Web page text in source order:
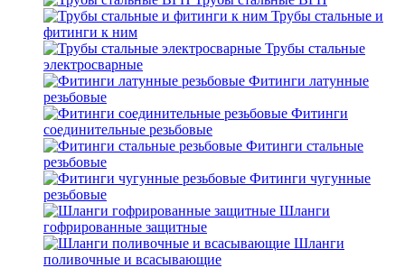
Трубы стальные и
фитинги к ним
Трубы стальные
электросварные
Фитинги латунные
резьбовые
Фитинги
соединительные резьбовые
Фитинги стальные
резьбовые
Фитинги чугунные
резьбовые
Шланги
гофрированные защитные
Шланги
поливочные и всасывающие